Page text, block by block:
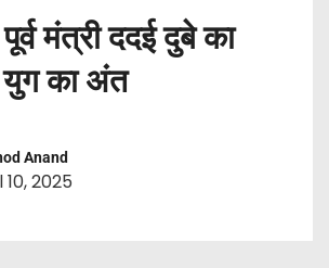
मंत्री ददई दुबे का
का अंत
Anand
10, 2025